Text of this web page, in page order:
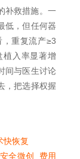
补救措施。一
低，但任何器
重复流产≥3
植入率显著增
间与医生讨论
，把选择权握
快恢复
全微创_费用